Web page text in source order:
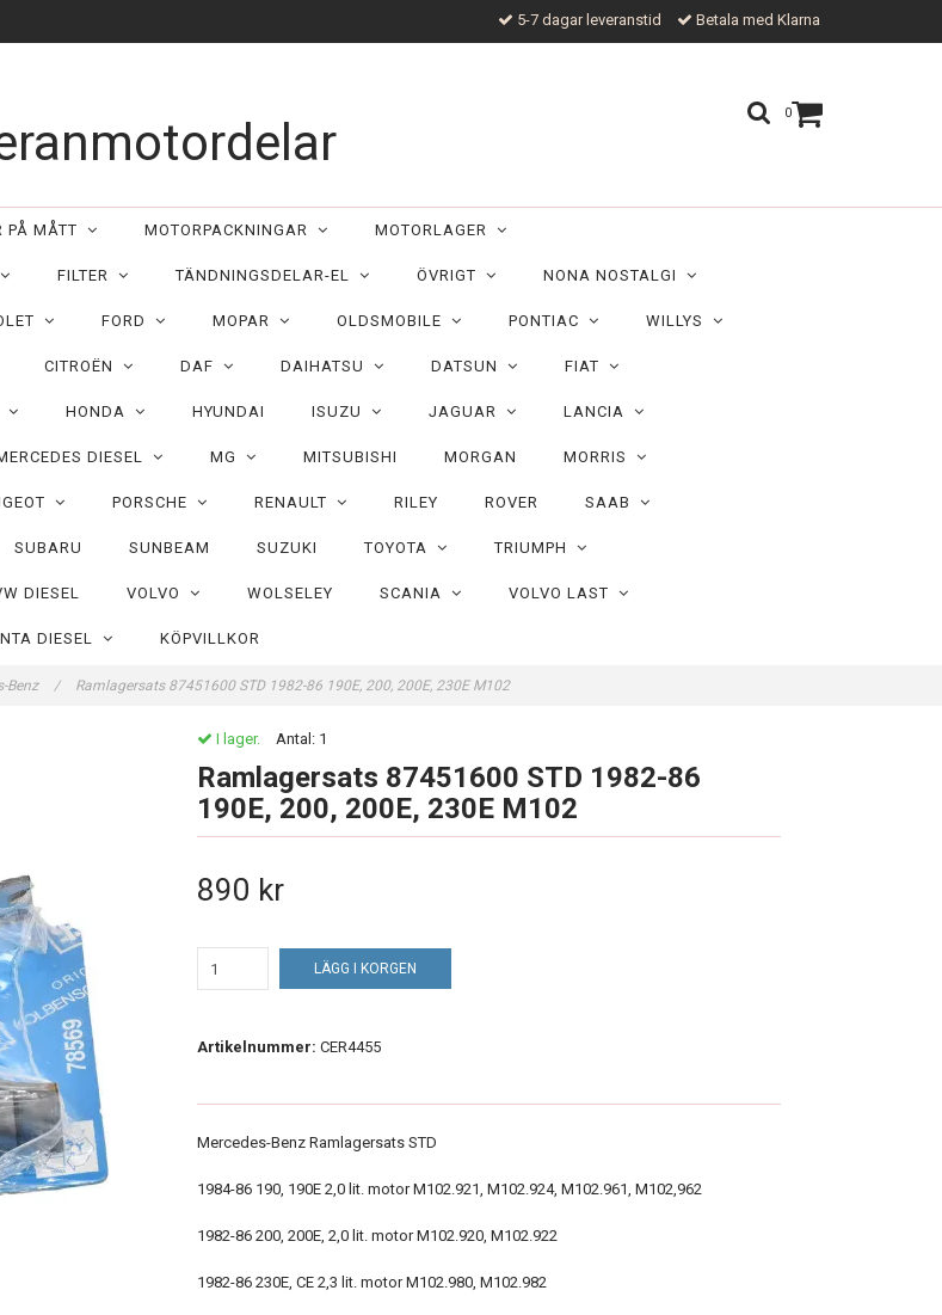
5-7 dagar leveranstid Betala med Klarna
0
PÅ MÅTT MOTORPACKNINGAR MOTORLAGER
FILTER TÄNDNINGSDELAR-EL ÖVRIGT NONA NOSTALGI
FORD MOPAR OLDSMOBILE PONTIAC WILLYS
CITROËN DAF DAIHATSU DATSUN FIAT
HONDA HYUNDAI ISUZU JAGUAR LANCIA
DIESEL MG MITSUBISHI MORGAN MORRIS
PORSCHE RENAULT RILEY ROVER SAAB
SUBARU SUNBEAM SUZUKI TOYOTA TRIUMPH
DIESEL VOLVO WOLSELEY SCANIA VOLVO LAST
DIESEL KÖPVILLKOR
Benz / Ramlagersats 87451600 STD 1982-86 190E, 200, 200E, 230E M102
I lager. Antal: 1
Ramlagersats 87451600 STD 1982-86
190E, 200, 200E, 230E M102
890 kr
LÄGG I KORGEN
Artikelnummer: CER4455
Mercedes-Benz Ramlagersats STD
1984-86 190, 190E 2,0 lit. motor M102.921, M102.924, M102.961, M102,962
1982-86 200, 200E, 2,0 lit. motor M102.920, M102.922
1982-86 230E, CE 2,3 lit. motor M102.980, M102.982